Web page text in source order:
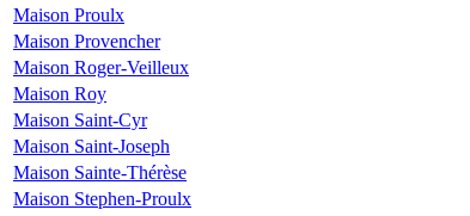
Maison Proulx
Maison Provencher
Maison Roger-Veilleux
Maison Roy
Maison Saint-Cyr
Maison Saint-Joseph
Maison Sainte-Thérèse
Maison Stephen-Proulx